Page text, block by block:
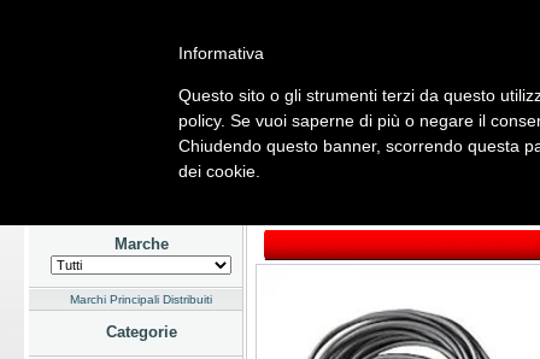
Marchi Dati Cliente Servizi Company
Software Fotografia Telefonia Audio Video
Marche
Marchi Principali Distribuiti
Categorie
Informativa
Questo sito o gli strumenti terzi da questo
policy. Se vuoi saperne di più o negare il
Chiudendo questo banner, scorrendo questa
dei cookie.